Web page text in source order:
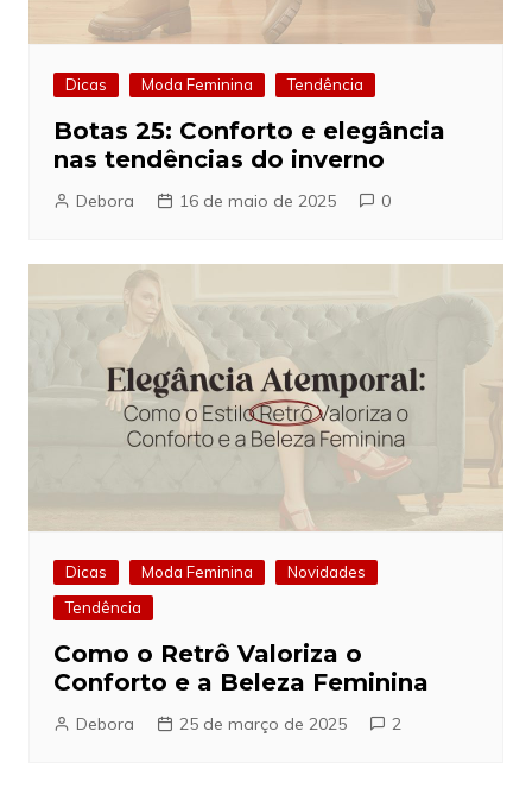
Dicas Moda Feminina Tendência
Botas 25: Conforto e elegância
nas tendências do inverno
Debora 16 de maio de 2025 0
Dicas Moda Feminina
Novidades
Tendência
Como o Retrô Valoriza o
Conforto e a Beleza Feminina
Debora 25 de março de 2025 2